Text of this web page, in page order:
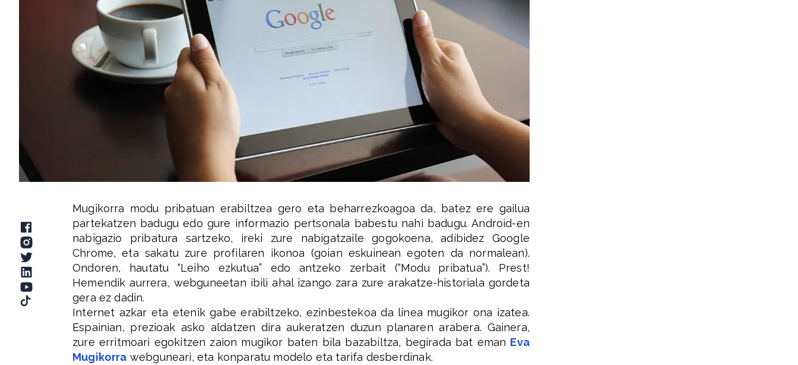
Mugikorra modu pribatuan erabiltzea gero eta beharrezkoagoa da, batez ere gailua
partekatzen badugu edo gure informazio pertsonala babestu nahi badugu. Android-en
nabigazio pribatura sartzeko, ireki zure nabigatzaile gogokoena, adibidez Google
Chrome, eta sakatu zure profilaren ikonoa (goian eskuinean egoten da normalean).
Ondoren, hautatu “Leiho ezkutua” edo antzeko zerbait (“Modu pribatua”). Prest!
Hemendik aurrera, webguneetan ibili ahal izango zara zure arakatze-historiala gordeta
gera ez dadin.
Internet azkar eta etenik gabe erabiltzeko, ezinbestekoa da linea mugikor ona izatea.
Espainian, prezioak asko aldatzen dira aukeratzen duzun planaren arabera. Gainera,
zure erritmoari egokitzen zaion mugikor baten bila bazabiltza, begirada bat eman Eva
Mugikorra webguneari, eta konparatu modelo eta tarifa desberdinak.